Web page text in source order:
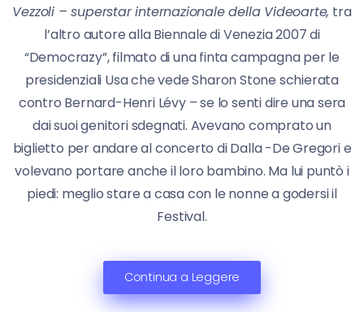
Vezzoli – superstar internazionale della Videoarte, tra
l’altro autore alla Biennale di Venezia 2007 di
“Democrazy”, filmato di una finta campagna per le
presidenziali Usa che vede Sharon Stone schierata
contro Bernard-Henri Lévy – se lo senti dire una sera
dai suoi genitori sdegnati. Avevano comprato un
biglietto per andare al concerto di Dalla -De Gregori e
volevano portare anche il loro bambino. Ma lui puntò i
piedi: meglio stare a casa con le nonne a godersi il
Festival.
Continua a Leggere